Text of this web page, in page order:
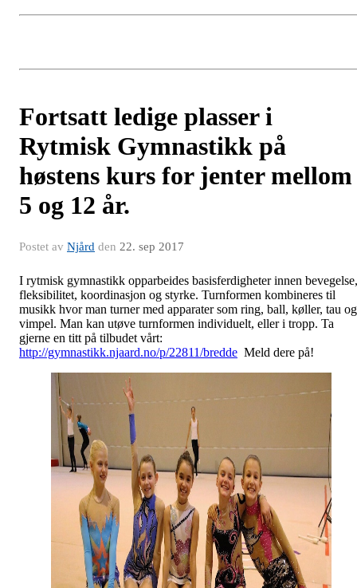
Fortsatt ledige plasser i
Rytmisk Gymnastikk på
høstens kurs for jenter mellom
5 og 12 år.
Postet av Njård den 22. sep 2017
I rytmisk gymnastikk opparbeides basisferdigheter innen bevegelse,
fleksibilitet, koordinasjon og styrke. Turnformen kombineres til
musikk hvor man turner med apparater som ring, ball, køller, tau og
vimpel. Man kan utøve turnformen individuelt, eller i tropp. Ta
gjerne en titt på tilbudet vårt:
http://gymnastikk.njaard.no/p/22811/bredde Meld dere på!